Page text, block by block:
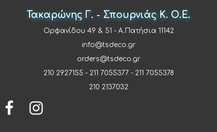
Τακαρώνης Γ. - Σπουρνιάς Κ. Ο.Ε.
Ορφανίδου 49 & 51 - Α.Πατήσια 11142
info@tsdeco.gr
orders@tsdeco.gr
210 2927155 - 211 7055377- 211 7055378
210 2137032